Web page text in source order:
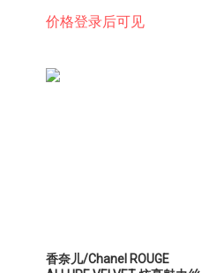
价格登录后可见
香奈儿/Chanel ROUGE